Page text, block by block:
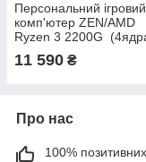
Персональний ігровий
комп'ютер ZEN/AMD
Ryzen 3 2200G
16Gb_DDR4 / 1000Gb /
Radeon_Vega8_DDR4
11 590 ₴
Про нас
100% позитивних